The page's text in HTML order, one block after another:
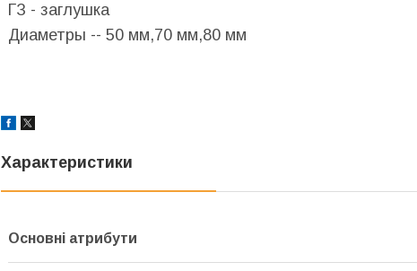
ГЗ - заглушка
Диаметры -- 50 мм,70 мм,80 мм
Характеристики
Основні атрибути